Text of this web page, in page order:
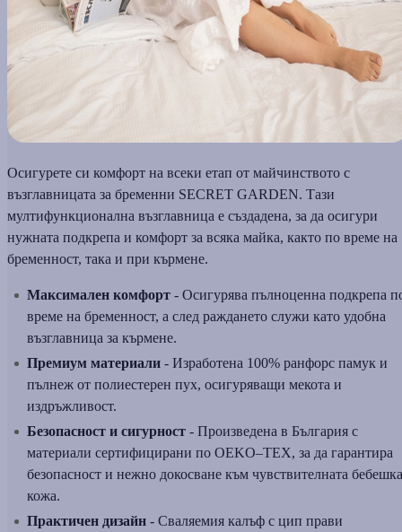
Осигурете си комфорт на всеки етап от майчинството с
възглавницата за бременни SECRET GARDEN. Тази
мултифункционална възглавница е създадена, за да осигури
нужната подкрепа и комфорт за всяка майка, както по време на
бременност, така и при кърмене.
Максимален комфорт - Осигурява пълноценна подкрепа
време на бременност, а след раждането служи като удобна
възглавница за кърмене.
Премиум материали - Изработена 100% ранфорс памук и
пълнеж от полиестерен пух, осигуряващи мекота и
издръжливост.
Безопасност и сигурност - Произведена в България с
материали сертифицирани по OEKO–TEX, за да гарантира
безопасност и нежно докосване към чувствителната бебешка
кожа.
Практичен дизайн - Сваляемия калъф с цип прави